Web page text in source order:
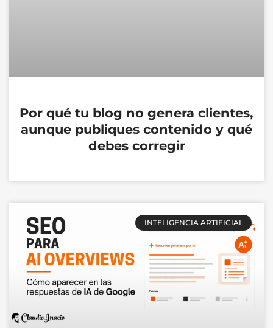
Por qué tu blog no genera clientes,
aunque publiques contenido y qué
debes corregir
INTELIGENCIA ARTIFICIAL